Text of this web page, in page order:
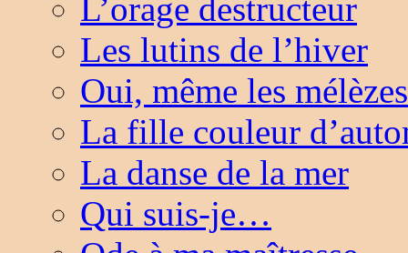
L’orage destructeur
Les lutins de l’hiver
Oui, même les
La fille couleur
La danse de la mer
Qui suis-je…